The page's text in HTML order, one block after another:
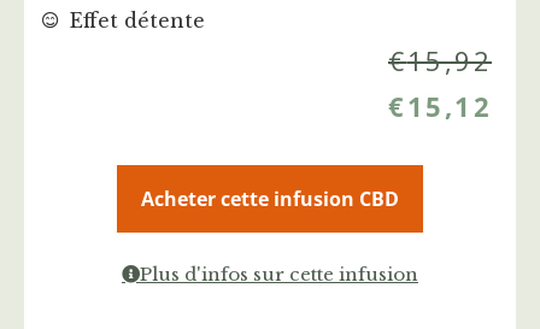
Effet détente
€15,92
€15,12
Acheter cette infusion CBD
Plus d'infos sur cette infusion